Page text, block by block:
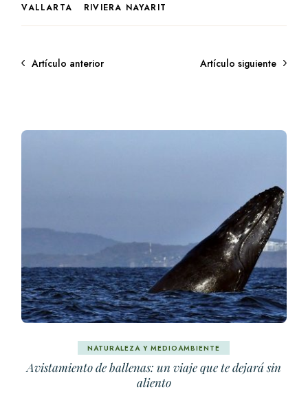
VALLARTA
RIVIERA NAYARIT
Artículo anterior Artículo siguiente
NATURALEZA Y MEDIOAMBIENTE
Avistamiento de ballenas: un viaje que te dejará sin
aliento